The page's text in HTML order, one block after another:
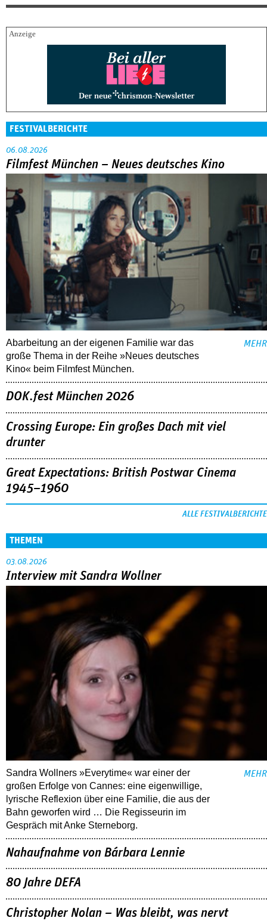
FESTIVALBERICHTE
06.08.2026
Filmfest München – Neues deutsches Kino
Abarbeitung an der eigenen Familie war das
große Thema in der Reihe »Neues deutsches
Kino« beim Filmfest München.
MEHR
DOK.fest München 2026
Crossing Europe: Ein großes Dach mit viel
drunter
Great Expectations: British Postwar Cinema
1945–1960
ALLE FESTIVALBERICHTE
THEMEN
03.08.2026
Interview mit Sandra Wollner
Sandra Wollners »Everytime« war einer der
großen Erfolge von Cannes: eine eigenwillige,
lyrische Reflexion über eine ­Familie, die aus der
Bahn geworfen wird … Die Regisseurin im
Gespräch mit Anke Sterneborg.
MEHR
Nahaufnahme von Bárbara Lennie
80 Jahre DEFA
Christopher Nolan – Was bleibt, was nervt